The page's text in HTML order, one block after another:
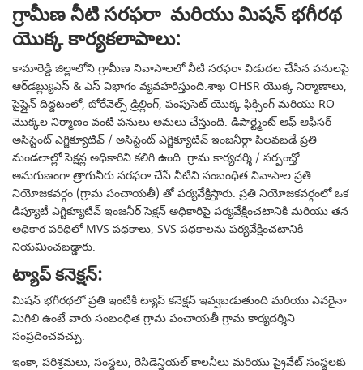
గ్రామీణ నీటి సరఫరా మరియు మిషన్ భగీరథ
యొక్క కార్యకలాపాలు:
కామారెడ్డి జిల్లాలోని గ్రామీణ నివాసాలలో నీటి సరఫరా విడుదల చేసిన పనులపై
ఆర్‌డబ్ల్యుఎస్ & ఎస్ విభాగం వ్యవహరిస్తుంది.శాఖ OHSR యొక్క నిర్మాణాలు,
పైప్లైన్ దిద్దటంలో, బోరేవెల్స్ డ్రిల్లింగ్, పంపుసెట్ యొక్క ఫిక్సింగ్ మరియు RO
మొక్కల నిర్మాణం వంటి పనులు అమలు చేస్తుంది. డిపార్ట్మెంట్ ఆఫ్ ఆఫీసర్
అసిస్టెంట్ ఎగ్జిక్యూటివ్ / అసిస్టెంట్ ఎగ్జిక్యూటివ్ ఇంజనీర్గా పిలవబడే ప్రతి
మండలాల్లో సెక్షన్ల అధికారిని కలిగి ఉంది. గ్రామ కార్యదర్శి / సర్పంచ్తో
అనుగుణంగా త్రాగునీరు సరఫరా చేసే నీటిని సంబంధిత నివాసాల ప్రతి
నియోజకవర్గం (గ్రామ పంచాయతీ) తో పర్యవేక్షిస్తారు. ప్రతి నియోజకవర్గంలో ఒక
డిప్యూటీ ఎగ్జిక్యూటివ్ ఇంజనీర్ సెక్షన్ అధికారిపై పర్యవేక్షించటానికి మరియు తన
అధికార పరిధిలో MVS పథకాలు, SVS పథకాలను పర్యవేక్షించటానికి
నియమించబడ్డారు.
ట్యాప్కనెక్షన్:
మిషన్ భగీరథలో ప్రతి ఇంటికి ట్యాప్ కనెక్షన్ ఇవ్వబడుతుంది మరియు ఎవరైనా
మిగిలి ఉంటే వారు సంబంధిత గ్రామ పంచాయతీ గ్రామ కార్యదర్శిని
సంప్రదించవచ్చు.
ఇంకా, పరిశ్రమలు, సంస్థలు, రెసిడెన్షియల్ కాలనీలు మరియు ప్రైవేట్ సంస్థలకు